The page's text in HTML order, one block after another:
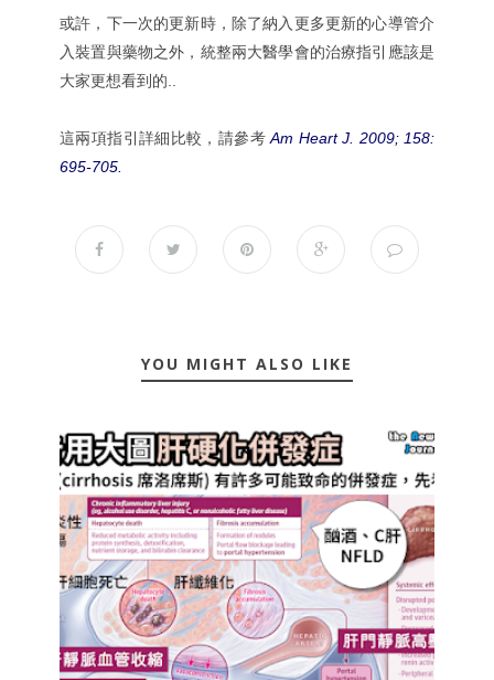
或許，下一次的更新時，除了納入更多更新的心導管介
入裝置與藥物之外，統整兩大醫學會的治療指引應該是
大家更想看到的..
這兩項指引詳細比較，請參考Am Heart J. 2009; 158:
695-705.
YOU MIGHT ALSO LIKE